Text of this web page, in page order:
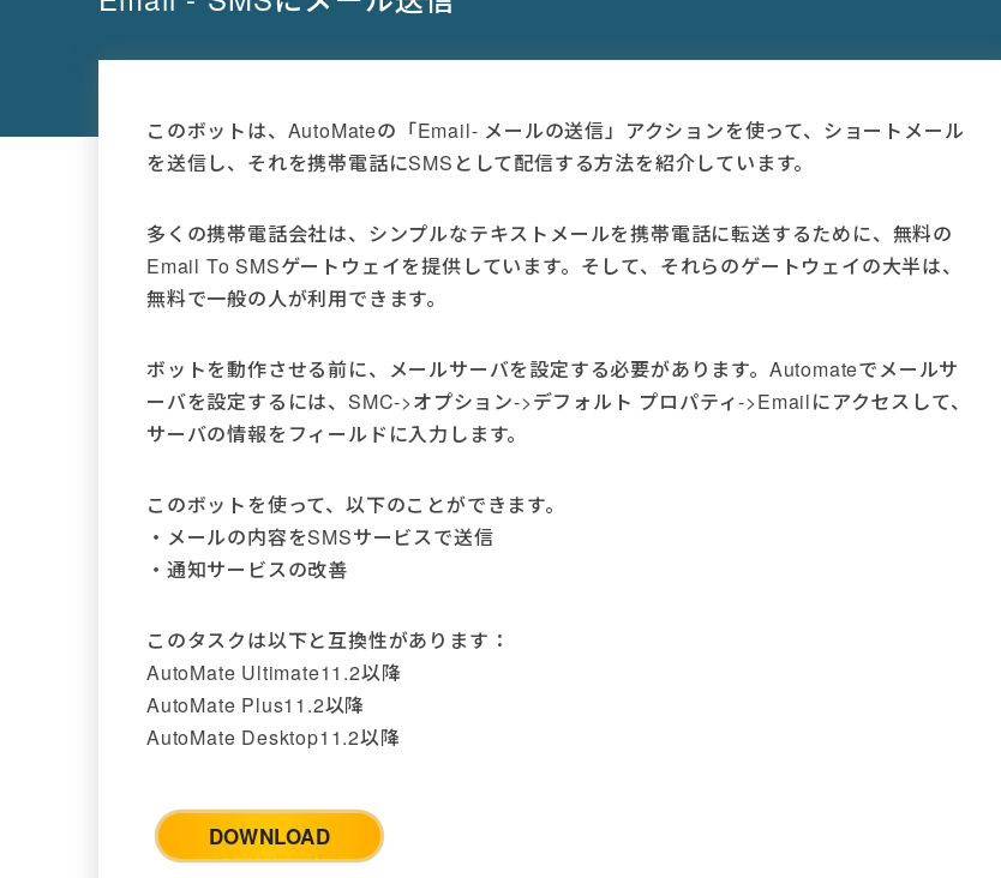
このボットは、AutoMateの「Email- メールの送信」アクションを使って、ショートメール
を送信し、それを携帯電話にSMSとして配信する方法を紹介しています。
多くの携帯電話会社は、シンプルなテキストメールを携帯電話に転送するために、無料の
Email To SMSゲートウェイを提供しています。そして、それらのゲートウェイの大半は、
無料で一般の人が利用できます。
ボットを動作させる前に、メールサーバを設定する必要があります。Automateでメールサ
ーバを設定するには、SMC->オプション->デフォルト プロパティ->Emailにアクセスして、
サーバの情報をフィールドに入力します。
このボットを使って、以下のことができます。
・メールの内容をSMSサービスで送信
・通知サービスの改善
このタスクは以下と互換性があります：
AutoMate Ultimate11.2以降
AutoMate Plus11.2以降
AutoMate Desktop11.2以降
DOWNLOAD